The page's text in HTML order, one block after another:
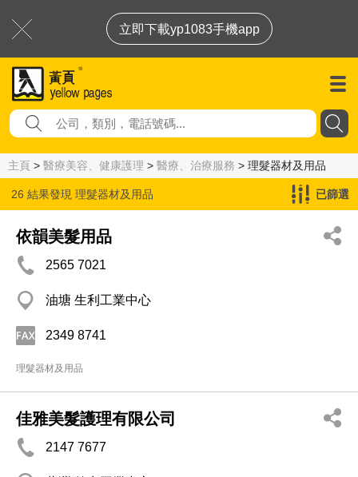
立即下載yp1083手機app
主頁 > 醫療美容、健康護理 > 醫療、治療服務 > 理髮器材及用品
26 結果發現 理髮器材及用品 已篩選
依韻美髮用品
2565 7021
油塘 生利工業中心
2349 8741
理髮器材及用品
佳雅美髮護理有限公司
2147 7677